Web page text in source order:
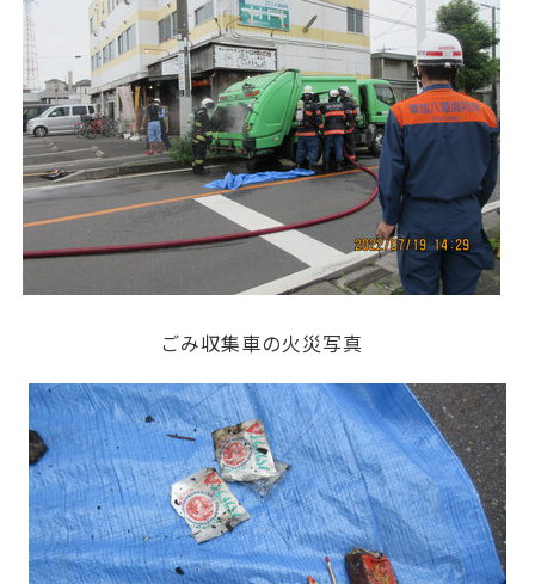
ごみ収集車の火災写真